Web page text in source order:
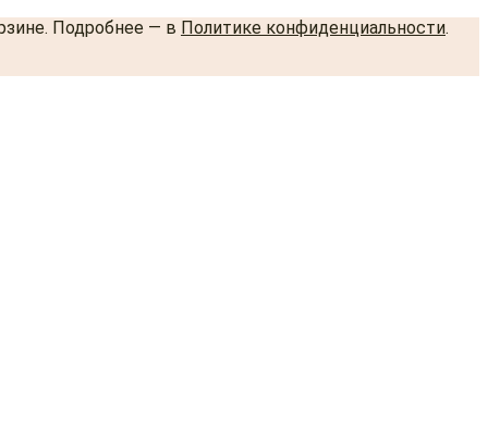
Подробнее — в Политике конфиденциальности.